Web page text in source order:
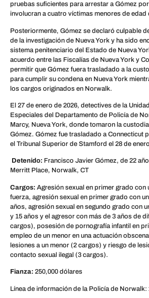
pruebas suficientes para arrestar a Gómez
involucran a cuatro víctimas menores de
Posteriormente, Gómez se declaró culpable
de la investigación de Nueva York y ha sido
sistema penitenciario del Estado de Nueva
acuerdo entre las Fiscalías de Nueva York y
permitir que Gómez fuera trasladado a la
para cumplir su condena en Nueva York
los cargos originados en Norwalk.
El 27 de enero de 2026, detectives de la
Especiales del Departamento de Policía de
Marcy, Nueva York, donde tomaron la
Gómez. Gómez fue trasladado a Connecticut
el Tribunal Superior de Stamford el 28 de
Detenido: Francisco Javier Gómez, de 22
Merritt Place, Norwalk, CT
Cargos: Agresión sexual en primer grado con
fuerza, agresión sexual en primer grado con
años, agresión sexual en segundo grado con
y 15 años y el agresor con más de 3 años de
cargos), posesión de pornografía infantil en
empleo de un menor en una actuación
lesiones a un menor (2 cargos) y riesgo de
contacto sexual ilegal (3 cargos).
Fianza: 250,000 dólares
Línea de información de la Policía de Norwalk: